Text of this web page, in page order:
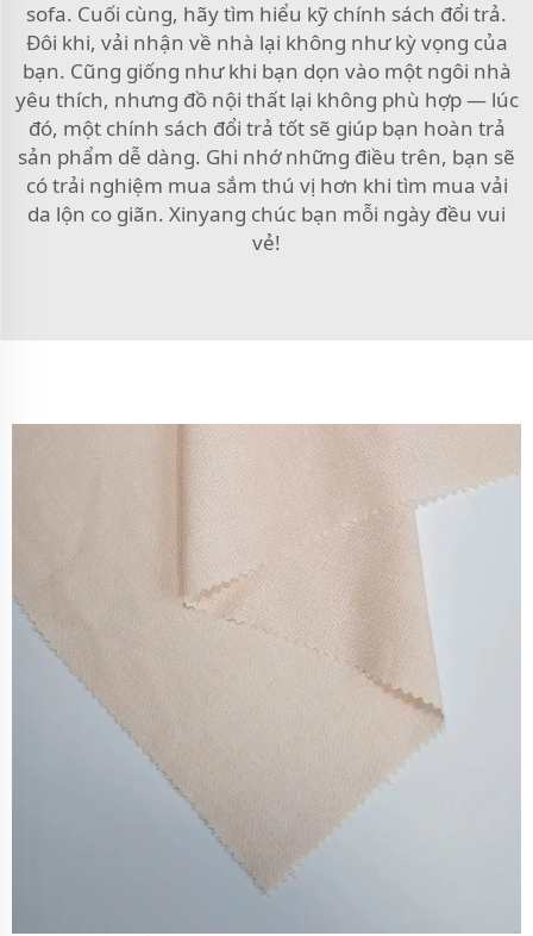
sofa. Cuối cùng, hãy tìm hiểu kỹ chính sách đổi trả.
Đôi khi, vải nhận về nhà lại không như kỳ vọng của
bạn. Cũng giống như khi bạn dọn vào một ngôi nhà
yêu thích, nhưng đồ nội thất lại không phù hợp — lúc
đó, một chính sách đổi trả tốt sẽ giúp bạn hoàn trả
sản phẩm dễ dàng. Ghi nhớ những điều trên, bạn sẽ
có trải nghiệm mua sắm thú vị hơn khi tìm mua vải
da lộn co giãn. Xinyang chúc bạn mỗi ngày đều vui
vẻ!